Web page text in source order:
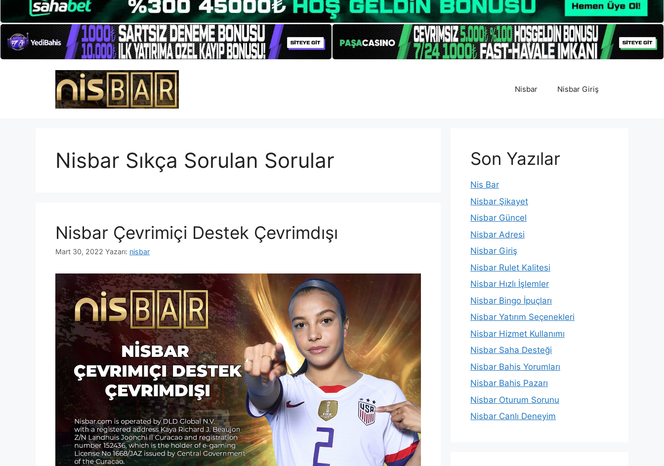
Nisbar Nisbar Giriş
Nisbar Sıkça Sorulan Sorular
Nisbar Çevrimiçi Destek Çevrimdışı
Mart 30, 2022 Yazarı: nisbar
Son Yazılar
Nis Bar
Nisbar Şikayet
Nisbar Güncel
Nisbar Adresi
Nisbar Giriş
Nisbar Rulet Kalitesi
Nisbar Hızlı İşlemler
Nisbar Bingo İpuçları
Nisbar Yatırım Seçenekleri
Nisbar Hizmet Kullanımı
Nisbar Saha Desteği
Nisbar Bahis Yorumları
Nisbar Bahis Pazarı
Nisbar Oturum Sorunu
Nisbar Canlı Deneyim